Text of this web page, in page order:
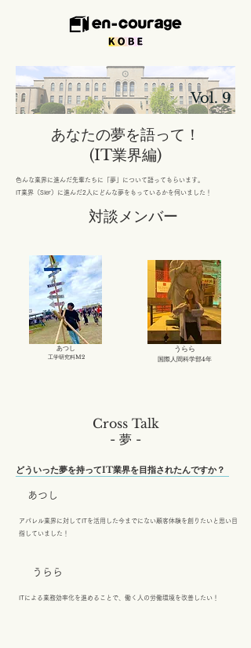
​
Vol. 9
あなたの夢を語って！
(​IT業界編)
色んな業界に進んだ先輩たちに「夢」について語ってもらいます。
IT業界（SIer）に進んだ2人にどんな夢をもっているかを伺いました！
​対談メンバー
あつし
工学研究科M2
うらら
国際人間科学部4年
Cross Talk
- 夢 -
どういった夢を持ってIT業界を目指されたんですか？
あつし
アパレル業界に対してITを活用した今までにない顧客体験を創りたいと思い目
指していました！
うらら
ITによる業務効率化を進めることで、働く人の労働環境を改善したい！